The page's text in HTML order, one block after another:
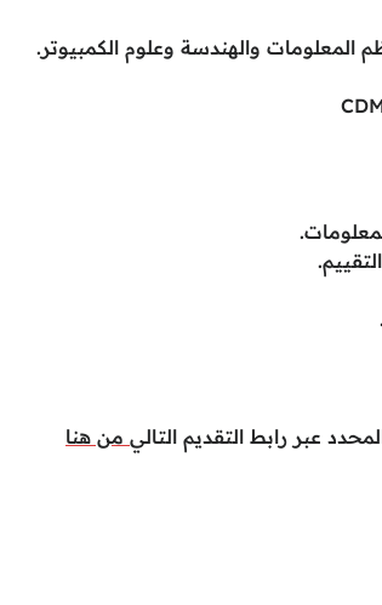
والهندسة وعلوم الكمبيوتر.
عبر رابط التقديم التالي من هنا